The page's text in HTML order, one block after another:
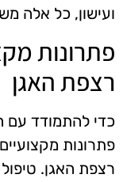
ועישון, כל אלה
פתרונות
רצפת האגן
כדי להתמודד עם
פתרונות
רצפת האגן.